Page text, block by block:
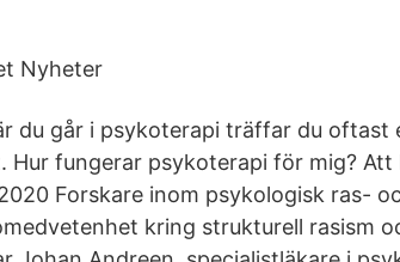
Nyheter
du går i psykoterapi träffar du oftast
Hur fungerar psykoterapi för mig? Att
Forskare inom psykologisk ras-
kring strukturell rasism